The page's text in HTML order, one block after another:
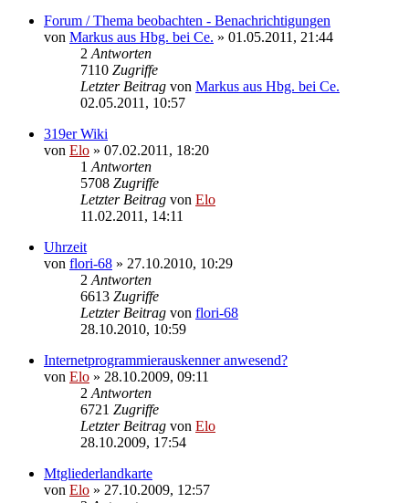
Forum / Thema beobachten - Benachrichtigungen
von Markus aus Hbg. bei Ce. » 01.05.2011, 21:44
2 Antworten
7110 Zugriffe
Letzter Beitrag von Markus aus Hbg. bei Ce.
02.05.2011, 10:57
319er Wiki
von Elo » 07.02.2011, 18:20
1 Antworten
5708 Zugriffe
Letzter Beitrag von Elo
11.02.2011, 14:11
Uhrzeit
von flori-68 » 27.10.2010, 10:29
2 Antworten
6613 Zugriffe
Letzter Beitrag von flori-68
28.10.2010, 10:59
Internetprogrammierauskenner anwesend?
von Elo » 28.10.2009, 09:11
2 Antworten
6721 Zugriffe
Letzter Beitrag von Elo
28.10.2009, 17:54
Mtgliederlandkarte
von Elo » 27.10.2009, 12:57